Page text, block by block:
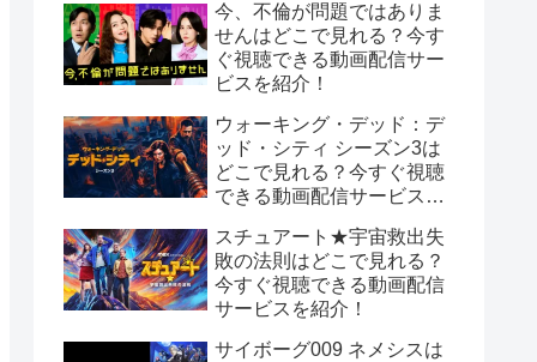
今、不倫が問題ではありま
せんはどこで見れる？今す
ぐ視聴できる動画配信サー
ビスを紹介！
ウォーキング・デッド：デ
ッド・シティ シーズン3は
どこで見れる？今すぐ視聴
できる動画配信サービスを
スチュアート★宇宙救出失
敗の法則はどこで見れる？
今すぐ視聴できる動画配信
サービスを紹介！
サイボーグ009 ネメシスは